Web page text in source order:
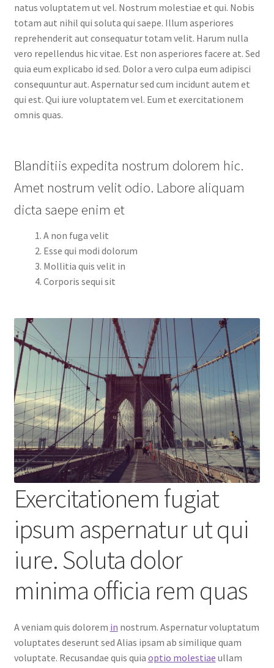
natus voluptatem ut vel. Nostrum molestiae et qui. Nobis
totam aut nihil qui soluta qui saepe. Illum asperiores
reprehenderit aut consequatur totam velit. Harum nulla
vero repellendus hic vitae. Est non asperiores facere at. Sed
quia eum explicabo id sed. Dolor a vero culpa eum adipisci
consequuntur aut. Aspernatur sed cum incidunt autem et
qui est. Qui iure voluptatem vel. Eum et exercitationem
omnis quas.
Blanditiis expedita nostrum dolorem hic.
Amet nostrum velit odio. Labore aliquam
dicta saepe enim et
A non fuga velit
Esse qui modi dolorum
Mollitia quis velit in
Corporis sequi sit
Exercitationem fugiat
ipsum aspernatur ut qui
iure. Soluta dolor
minima officia rem quas
A veniam quis dolorem in nostrum. Aspernatur voluptatum
voluptates deserunt sed Alias ipsam ab similique quam
voluptate. Recusandae quis quia optio molestiae ullam